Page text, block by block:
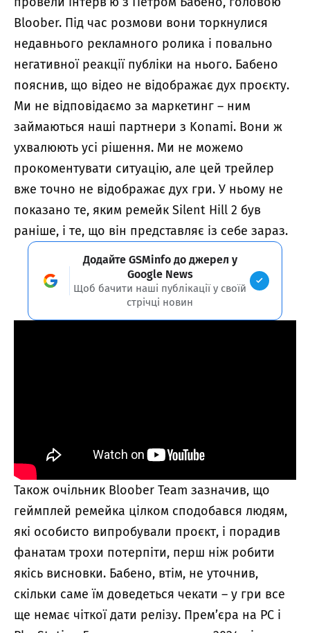
Bloober. Під час розмови вони торкнулися
недавнього рекламного ролика і повально
негативної реакції публіки на нього. Бабено
пояснив, що відео не відображає дух проєкту.
Ми не відповідаємо за маркетинг – ним
займаються наші партнери з Konami. Вони ж
ухвалюють усі рішення. Ми не можемо
прокоментувати ситуацію, але цей трейлер
вже точно не відображає дух гри. У ньому не
показано те, яким ремейк Silent Hill 2 був
раніше, і те, що він представляє із себе зараз.
Додайте GSMinfo до джерел у
Google News
Щоб бачити наші публікації у своїй
стрічці новин
Також очільник Bloober Team зазначив, що
геймплей ремейка цілком сподобався людям,
які особисто випробували проєкт, і порадив
фанатам трохи потерпіти, перш ніж робити
якісь висновки. Бабено, втім, не уточнив,
скільки саме їм доведеться чекати – у гри все
ще немає чіткої дати релізу. Прем’єра на PC і